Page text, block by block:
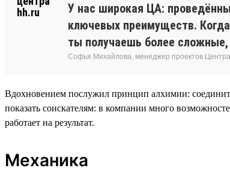
У нас широкая ЦА:
ключевых преимуществ.
ты получаешь более
Софья Михайлова, менеджер проектов
Вдохновением послужил принцип алхимии:
показать соискателям: в компании много
работает на результат.
Механика